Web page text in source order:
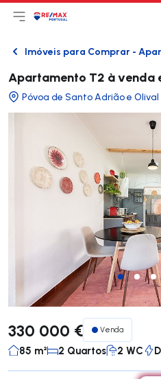
Abri menu principal
LogoIr para página inicial
VoltarImóveis para Comprar -
Apartamento T2 à venda
Póvoa de Santo Adrião e
330 000 € Venda
85 m² 2 Quartos 2 WC D